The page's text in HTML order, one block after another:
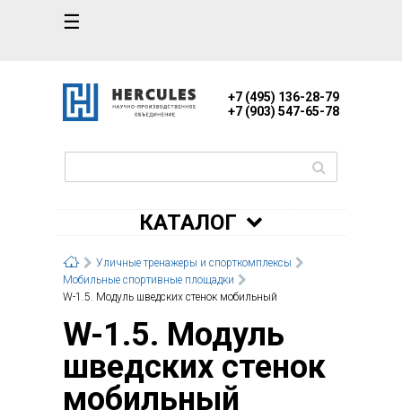
☰
+7 (495) 136-28-79
+7 (903) 547-65-78
КАТАЛОГ
Уличные тренажеры и спорткомплексы
Мобильные спортивные площадки
W-1.5. Модуль шведских стенок мобильный
W-1.5. Модуль
шведских стенок
мобильный